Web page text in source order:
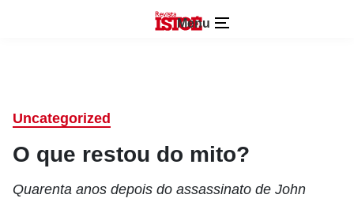
Menu
Uncategorized
O que restou do mito?
Quarenta anos depois do assassinato de John